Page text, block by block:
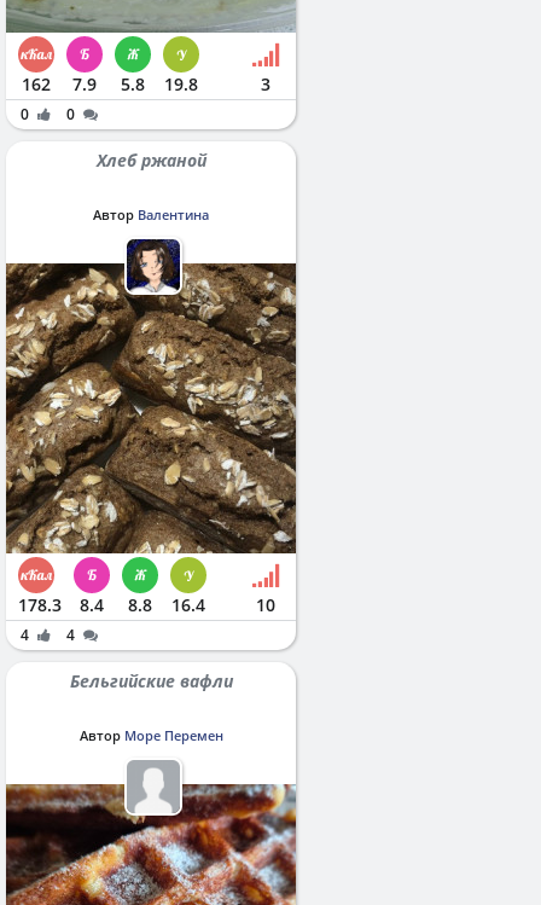
162 7.9 5.8 19.8 3
0 0
Хлеб ржаной
Автор Валентина
178.3 8.4 8.8 16.4 10
4 4
Бельгийские вафли
Автор Море Перемен